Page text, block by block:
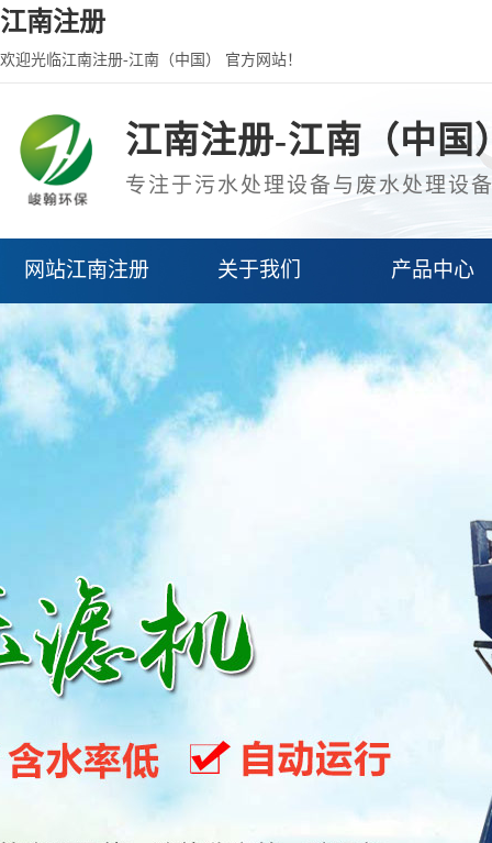
江南注册
欢迎光临江南注册-江南（中国） 官方网站！
江南注册-江南（中国
专注于污水处理设备与废水处理设
网站江南注册 关于我们 产品中心